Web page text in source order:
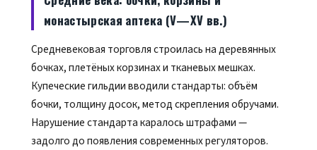
монастырская аптека (V—XV вв.)
Средневековая торговля строилась на деревянных
бочках, плетёных корзинах и тканевых мешках.
Купеческие гильдии вводили стандарты: объём
бочки, толщину досок, метод скрепления обручами.
Нарушение стандарта каралось штрафами —
задолго до появления современных регуляторов.